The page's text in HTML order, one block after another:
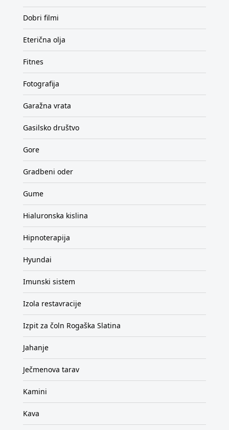
Dobri filmi
Eterična olja
Fitnes
Fotografija
Garažna vrata
Gasilsko društvo
Gore
Gradbeni oder
Gume
Hialuronska kislina
Hipnoterapija
Hyundai
Imunski sistem
Izola restavracije
Izpit za čoln Rogaška Slatina
Jahanje
Ječmenova tarav
Kamini
Kava